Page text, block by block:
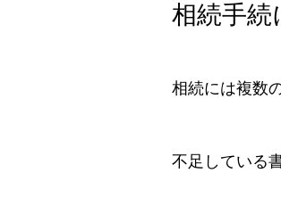
相続手続
相続には複数
不足している